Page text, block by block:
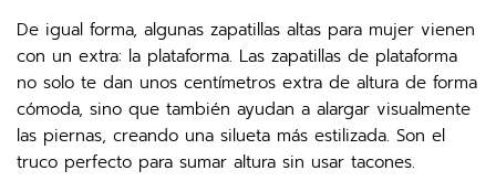
De igual forma, algunas zapatillas altas para mujer vienen
con un extra: la plataforma. Las zapatillas de plataforma
no solo te dan unos centímetros extra de altura de forma
cómoda, sino que también ayudan a alargar visualmente
las piernas, creando una silueta más estilizada. Son el
truco perfecto para sumar altura sin usar tacones.